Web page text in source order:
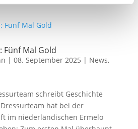
Fünf Mal Gold
| 08. September 2025 | News,
schreibt Geschichte
hat bei der
im niederländischen Ermelo